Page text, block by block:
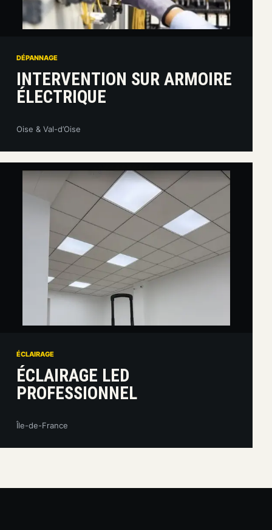
DÉPANNAGE
INTERVENTION SUR ARMOIRE
ÉLECTRIQUE
Oise & Val-d’Oise
ÉCLAIRAGE
ÉCLAIRAGE LED
PROFESSIONNEL
Île-de-France